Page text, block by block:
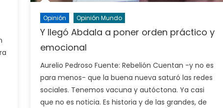
Opinión Opinión Mundo
Y llegó Abdala a poner orden práctico y
emocional
Aurelio Pedroso Fuente: Rebelión Cuentan -y no es
para menos- que la buena nueva saturó las redes
sociales. Tenemos vacuna y autóctona. Ya casi
que no es noticia. Es historia y de las grandes, de